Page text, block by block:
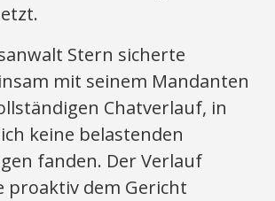
Stern sicherte
mit seinem Mandanten
Chatverlauf, in
keine belastenden
fanden. Der Verlauf
proaktiv dem Gericht